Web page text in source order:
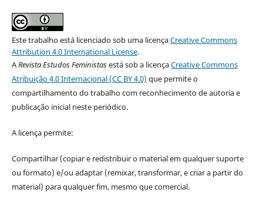
Este trabalho está licenciado sob uma licençaCreative Commons
Attribution 4.0 International License.
ARevista Estudos Feministasestá sob a licençaCreative Commons
Atribuição 4.0 Internacional (CC BY 4.0) que permite o
compartilhamento do trabalho com reconhecimento de autoria e
publicação inicial neste periódico.
A licença permite:
Compartilhar (copiar e redistribuir o material em qualquer suporte
ou formato) e/ou adaptar (remixar, transformar, e criar a partir do
material) para qualquer fim, mesmo que comercial.